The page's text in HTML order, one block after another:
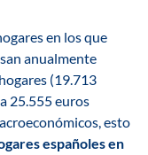
en los que
anualmente
(19.713
25.555 euros
esto
españoles en